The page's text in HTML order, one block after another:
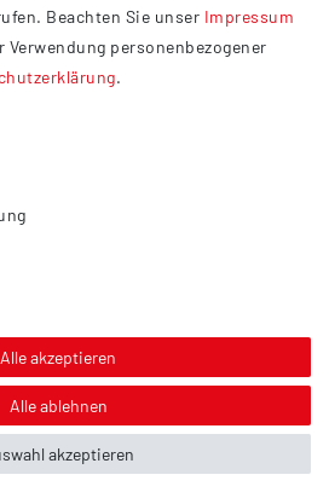
Altbatterien & Altöl
Beachten Sie unser Impressum
personenbezogener
.
Alle akzeptieren
Alle ablehnen
akzeptieren